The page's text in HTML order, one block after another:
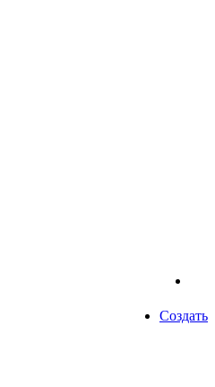
Создать